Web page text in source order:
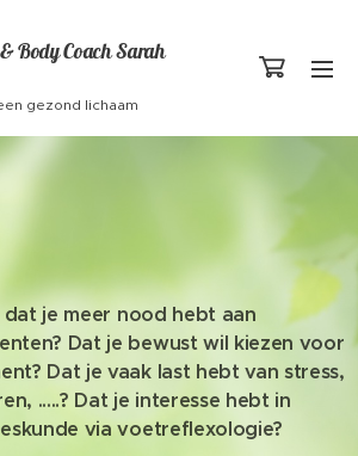
Body Coach Sarah
gezond lichaam
je meer nood hebt aan
Dat je bewust wil kiezen voor
Dat je vaak last hebt van stress,
.....? Dat je interesse hebt in
via voetreflexologie?